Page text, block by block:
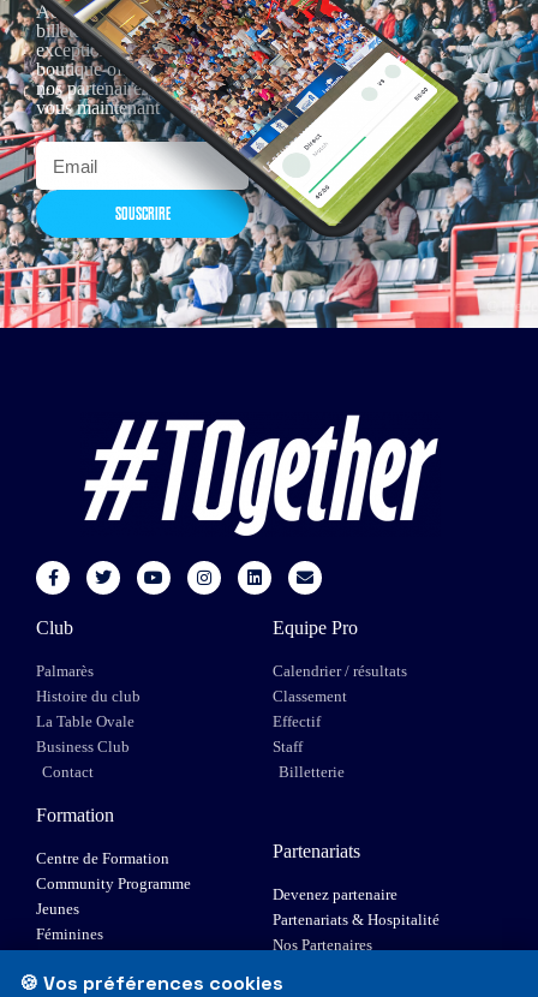
Actualités, nouveautés,
billetterie, remises
exceptionnelles dans la
boutique officielles & chez
nos partenaires… Inscrivez-
vous maintenant
SOUSCRIRE
Club
Palmarès
Histoire du club
La Table Ovale
Business Club
Contact
Equipe Pro
Calendrier / résultats
Classement
Effectif
Staff
Billetterie
Formation
Centre de Formation
Community Programme
Jeunes
Féminines
Elite 1
Partenariats
Devenez partenaire
Partenariats & Hospitalité
Nos Partenaires
🍪 Vos préférences cookies